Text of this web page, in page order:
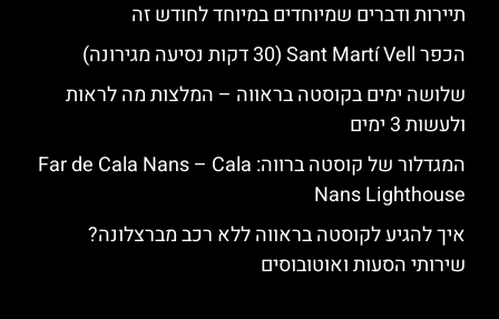
תיירות ודברים שמיוחדים במיוחד לחודש זה
הכפר Sant Martí Vell (30 דקות נסיעה מגירונה)
שלושה ימים בקוסטה בראווה – המלצות מה לראות
ולעשות 3 ימים
המגדלור של קוסטה ברווה: ‪‪Far de Cala Nans – Cala
Nans Lighthouse‬‬
איך להגיע לקוסטה בראווה ללא רכב מברצלונה?
שירותי הסעות ואוטובוסים